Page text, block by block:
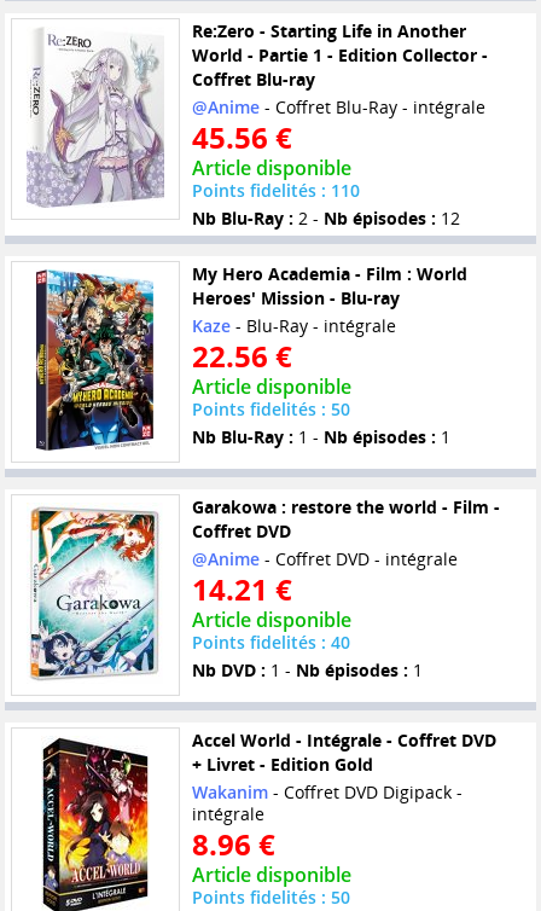
Re:Zero - Starting Life in Another
World - Partie 1 - Edition Collector -
Coffret Blu-ray
@Anime- Coffret Blu-Ray - intégrale
45.56 €
Article disponible
Points fidelités : 110
Nb Blu-Ray : 2 - Nb épisodes : 12
My Hero Academia - Film : World
Heroes' Mission - Blu-ray
Kaze- Blu-Ray - intégrale
22.56 €
Article disponible
Points fidelités : 50
Nb Blu-Ray : 1 - Nb épisodes : 1
Garakowa : restore the world - Film -
Coffret DVD
@Anime- Coffret DVD - intégrale
14.21 €
Article disponible
Points fidelités : 40
Nb DVD : 1 - Nb épisodes : 1
Accel World - Intégrale - Coffret DVD
+ Livret - Edition Gold
Wakanim- Coffret DVD Digipack -
intégrale
8.96 €
Article disponible
Points fidelités : 50